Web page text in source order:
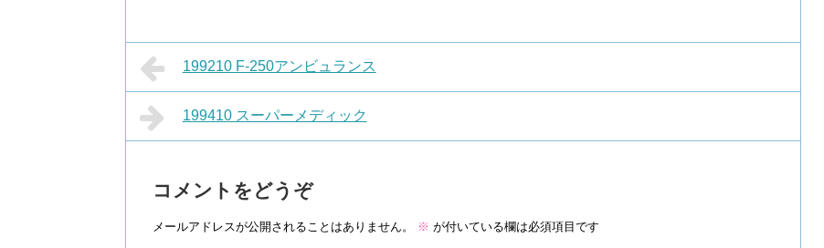
199210 F-250アンビュランス
199410 スーパーメディック
コメントをどうぞ
メールアドレスが公開されることはありません。 ※ が付いている欄は必須項目です